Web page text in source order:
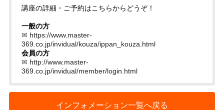
講座の詳細・ご予約はこちらからどうぞ！
一般の方
✉ https://www.master-
369.co.jp/invidual/kouza/ippan_kouza.html
会員の方
✉ http://www.master-
369.co.jp/invidual/member/login.html
インフォメーション一覧へ戻る